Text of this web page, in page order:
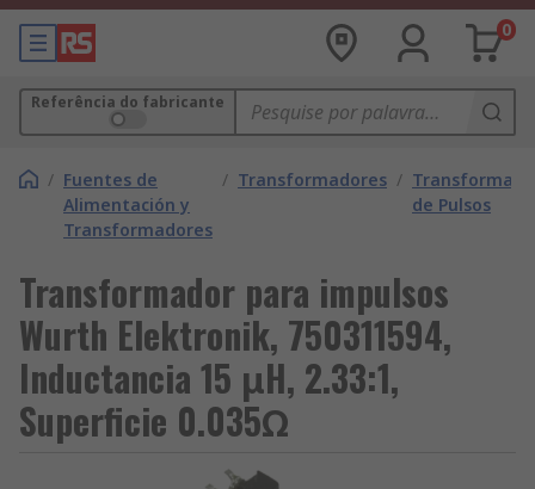
0
Referência do fabricante
/ Fuentes de
Alimentación y
Transformadores
/ Transformadores /
de Pulsos
Transformador para impulsos
Wurth Elektronik, 750311594,
Inductancia 15 μH, 2.33:1,
Superficie 0.035Ω